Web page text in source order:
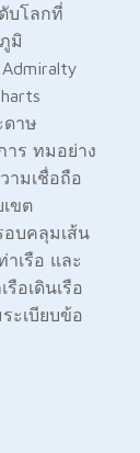
บโลกที่
มิ
ดาษ
าร ​​​​​​​​​​​​​​​​​​​​​​​​​​​​​​​​​​​​​​​​​​​​​​​​​ท​​​​​​​​​​​​​​​​​​​​​​​​​​​​​​ม​​​​​​​​​​​อย่าง
ามเชื่อถือ
ขต
อบคลุมเส้น
เรือ และ
รือเดินเรือ
ะเบียบข้อ